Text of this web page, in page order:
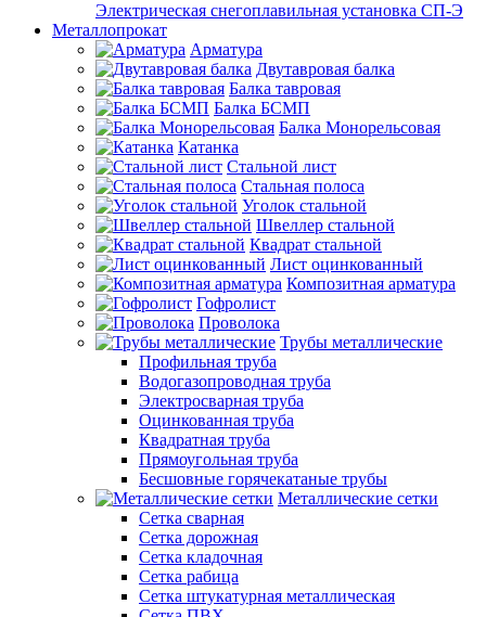
Электрическая снегоплавильная установка СП-Э
Металлопрокат
Арматура
Двутавровая балка
Балка тавровая
Балка БСМП
Балка Монорельсовая
Катанка
Стальной лист
Стальная полоса
Уголок стальной
Швеллер стальной
Квадрат стальной
Лист оцинкованный
Композитная арматура
Гофролист
Проволока
Трубы металлические
Профильная труба
Водогазопроводная труба
Электросварная труба
Оцинкованная труба
Квадратная труба
Прямоугольная труба
Бесшовные горячекатаные трубы
Металлические сетки
Сетка сварная
Сетка дорожная
Сетка кладочная
Сетка рабица
Сетка штукатурная металлическая